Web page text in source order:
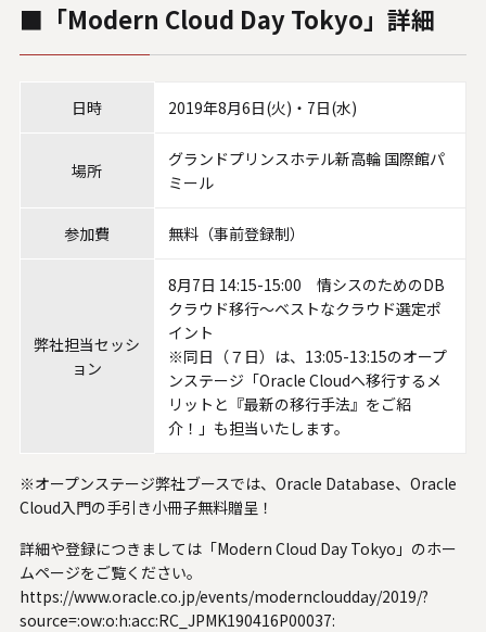
Microsoft Base Kanazawa
事例紹介
SNS公式アカウント一覧
English
お問い合わせ
個人情報保護方針
個人情報の取り扱いについて
外部送信ポリシー
サイトのご利用について
反社会的勢力に対する基本方針
■「Modern Cloud Day Tokyo」詳細
日時 2019年8月6日(火)・7日(水)
場所
グランドプリンスホテル新高輪 国際館パ
ミール
参加費 無料（事前登録制）
弊社担当セッシ
ョン
8月7日 14:15-15:00 情シスのためのDB
クラウド移行〜ベストなクラウド選定ポ
イント
※同日（７日）は、13:05-13:15のオープ
ンステージ「Oracle Cloudへ移行するメ
リットと『最新の移行手法』をご紹
介！」も担当いたします。
※オープンステージ弊社ブースでは、Oracle Database、Oracle
Cloud入門の手引き小冊子無料贈呈！
詳細や登録につきましては「Modern Cloud Day Tokyo」のホー
ムページをご覧ください。
https://www.oracle.co.jp/events/moderncloudday/2019/?
source=:ow:o:h:acc:RC_JPMK190416P00037: